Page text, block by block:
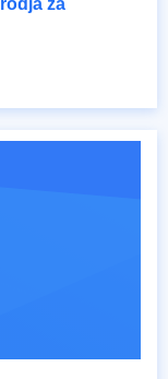
za